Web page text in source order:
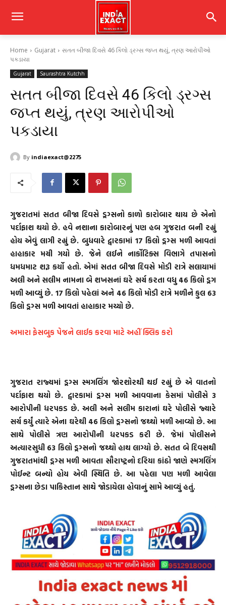
Home Gujarat
સતત બીજા દિવસે 46 કિલો ડ્રગ્સ જપ્ત થયું, ત્રણ આરોપીઓ
પકડાયા
Gujarat Saurashtra Kutchh
સતત બીજા દિવસે 46 કિલો ડ્રગ્સ
જપ્ત થયું, ત્રણ આરોપીઓ
પકડાયા
By indiaexact@2275
ગુજરાતમાં સતત બીજા દિવસે ડ્રગ્સનો કાળો કારોબાર થાય છે એનો
પર્દાફાશ થયો છે. હવે નશાના કારોબારનું પણ હબ ગુજરાત બની રહ્યું
હોય એવું લાગી રહ્યું છે. બુધવારે દ્વારકામાં 17 કિલો ડ્રગ્સ મળી આવતાં
હાહાકાર મચી ગયો છે. જેને લઈને નાર્કોટિક્સ વિભાગે તપાસનો
ધમધમાટ શરૂ કર્યો હતો. એમાં સતત બીજા દિવસે મોડી રાત્રે સલાયામાં
અલી અને સલીમ નામના બે શખસનાં ઘરે સર્ચ કરતા વધુ 46 કિલો ડ્રગ
મળી આવ્યું છે. 17 કિલો પહેલાં અને 46 કિલો મોડી રાત્રે મળીને કુલ 63
કિલો ડ્રગ્સ મળી આવતાં હાહાકાર મચ્યો છે.
અમારા ફેસબુક પેજને લાઈક કરવા માટે અહીં ક્લિક કરો
ગુજરાત રાજ્યમાં ડ્રગ્સ સ્મગલિંગ જોરશોરથી થઈ રહ્યું છે એ વાતનો
પર્દાફાશ થયો છે. દ્વારકામાં ડ્રગ્સ મળી આવવાના કેસમાં પોલીસે 3
આરોપીની ધરપકડ છે. અલી અને સલીમ કારાનાં ઘરે પોલીસે જ્યારે
સર્ચ કર્યું ત્યારે એના ઘરેથી 46 કિલો ડ્રગ્સનો જથ્થો મળી આવ્યો છે. આ
સાથે પોલીસે ત્રણ આરોપીની ધરપકડ કરી છે. જેમાં પોલીસને
અત્યારસુધી 63 કિલો ડ્રગ્સનો જથ્થો હાથ લાગ્યો છે. સતત બે દિવસથી
ગુજરાતમાંથી ડ્રગ્સ મળી આવતા સૌરાષ્ટ્રનો દરિયા કાંઠો જાણે સ્મગલિંગ
પોઈન્ટ બન્યો હોય એવી સ્થિતિ છે. આ પહેલા પણ મળી આવેલા
ડ્રગ્સના છેડા પાકિસ્તાન સાથે જોડાયેલા હોવાનું સામે આવ્યું હતું.